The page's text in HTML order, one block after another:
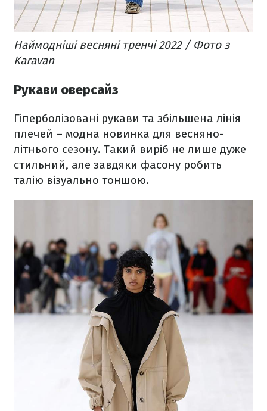
Наймодніші весняні тренчі 2022 / Фото з
Karavan
Рукави оверсайз
Гіперболізовані рукави та збільшена лінія
плечей – модна новинка для весняно-
літнього сезону. Такий виріб не лише дуже
стильний, але завдяки фасону робить
талію візуально тоншою.